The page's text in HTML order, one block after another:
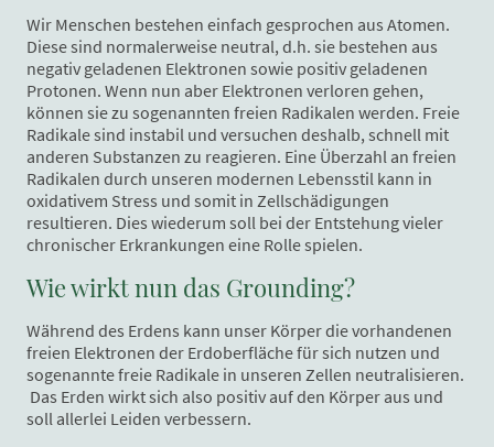
Wir Menschen bestehen einfach gesprochen aus Atomen.
Diese sind normalerweise neutral, d.h. sie bestehen aus
negativ geladenen Elektronen sowie positiv geladenen
Protonen. Wenn nun aber Elektronen verloren gehen,
können sie zu sogenannten freien Radikalen werden. Freie
Radikale sind instabil und versuchen deshalb, schnell mit
anderen Substanzen zu reagieren. Eine Überzahl an freien
Radikalen durch unseren modernen Lebensstil kann in
oxidativem Stress und somit in Zellschädigungen
resultieren. Dies wiederum soll bei der Entstehung vieler
chronischer Erkrankungen eine Rolle spielen.
Wie wirkt nun das Grounding?
Während des Erdens kann unser Körper die vorhandenen
freien Elektronen der Erdoberfläche für sich nutzen und
sogenannte freie Radikale in unseren Zellen neutralisieren.
Das Erden wirkt sich also positiv auf den Körper aus und
soll allerlei Leiden verbessern.